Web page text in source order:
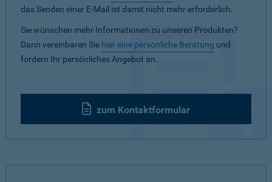
das Senden einer E-Mail ist damit nicht mehr erforderlich.
Sie wünschen mehr Informationen zu unseren Produkten?
Dann vereinbaren Sie hier eine persönliche Beratung und
fordern Ihr persönliches Angebot an.
zum Kontaktformular